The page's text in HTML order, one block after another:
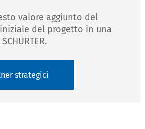
valore aggiunto del
del progetto in una
strategici